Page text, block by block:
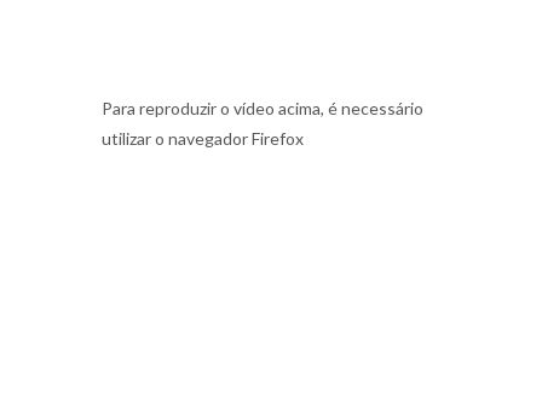
Para reproduzir o vídeo acima, é necessário
utilizar o navegador Firefox